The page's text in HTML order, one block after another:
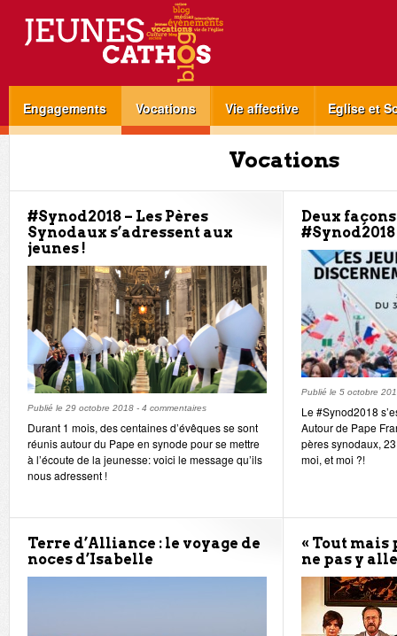
Engagements Vocations Vie affective Eglise et
Vocations
#Synod2018 – Les Pères
Synodaux s’adressent aux
jeunes !
Publié le 29 octobre 2018 - 4 commentaires
Durant 1 mois, des centaines d’évêques se sont
réunis autour du Pape en synode pour se mettre
à l’écoute de la jeunesse: voici le message qu’ils
nous adressent !
Deux
Publié le 5 octobre
Le #Synod2018
Autour de Pape
pères synodaux,
moi, et moi ?!
Terre d’Alliance : le voyage de
noces d’Isabelle
« Tout mais
ne pas y